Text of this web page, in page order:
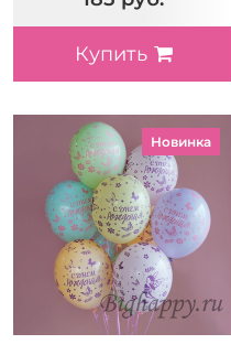
Купить
Новинка